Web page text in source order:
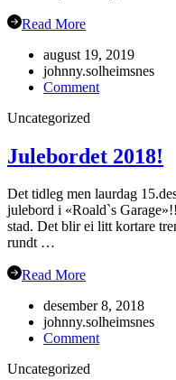
Read More
august 19, 2019
johnny.solheimsnes
Commenton
Uncategorized
Julebordet 2018!
Det tidleg men laurdag
julebord i «Roald`s
stad. Det blir ei litt kortare
rundt …
Read More
desember 8, 2018
johnny.solheimsnes
Commenton
Uncategorized